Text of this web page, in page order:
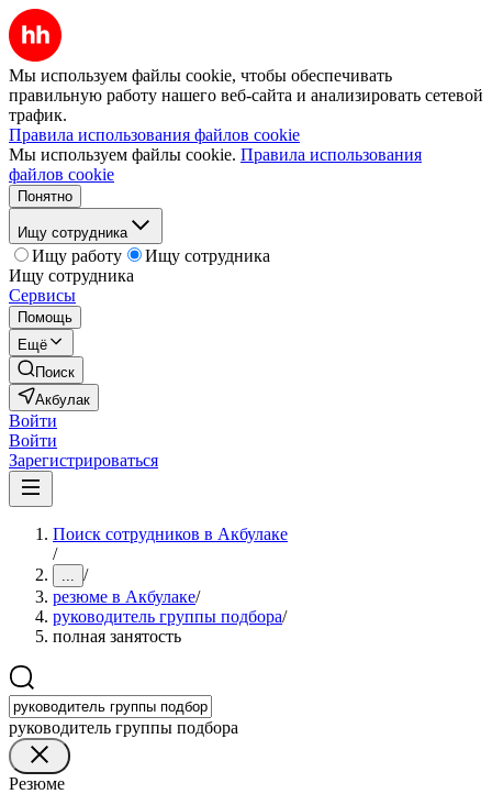
Мы используем файлы cookie, чтобы обеспечивать
правильную работу нашего веб-сайта и анализировать сетевой
трафик.
Правила использования файлов cookie
Мы используем файлы cookie. Правила использования
файлов cookie
Понятно
Ищу сотрудника
Ищу работу
Ищу сотрудника
Ищу сотрудника
Сервисы
Помощь
Ещё
Поиск
Акбулак
Войти
Войти
Зарегистрироваться
Поиск сотрудников в Акбулаке
/
... /
резюме в Акбулаке/
руководитель группы подбора/
полная занятость
руководитель группы подбора
Резюме